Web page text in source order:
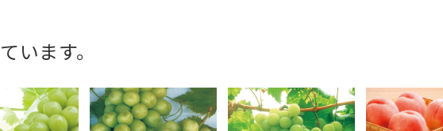
います。